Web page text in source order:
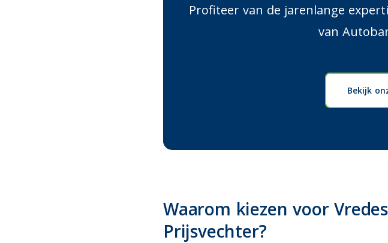
Profiteer van de jarenlange
van
Bekijk
Waarom kiezen voor
Prijsvechter?